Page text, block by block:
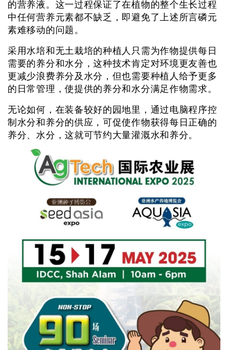
的营养液。这一过程保证了在植物的整个生长过程
中任何营养元素都不缺乏，即避免了上述所言磷元
素难移动的问题。
采用水培和无土栽培的种植人只需为作物提供每日
需要的养分和水分，这种技术肯定对环境更友善也
更减少浪费养分及水分，但也需要种植人给予更多
的日常管理，使提供的养分和水分满足作物需求。
无论如何，在装备较好的园地里，通过电脑程序控
制水分和养分的供应，可促使作物获得每日正确的
养分、水分，这就可节约大量灌溉水和养分。